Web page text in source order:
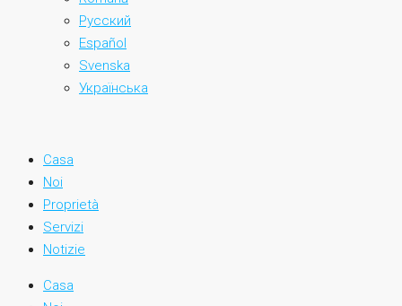
Русский
Español
Svenska
Українська
Casa
Noi
Proprietà
Servizi
Notizie
Casa